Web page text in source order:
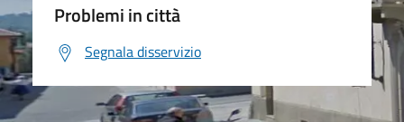
Problemi in città
Segnala disservizio